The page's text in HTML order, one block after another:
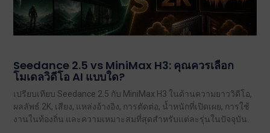
Seedance 2.5 vs MiniMax H3: คุณควรเลือก
โมเดลวิดีโอ AI แบบใด?
เปรียบเทียบ Seedance 2.5 กับ MiniMax H3 ในด้านความยาววิดีโอ,
ผลลัพธ์ 2K, เสียง, แหล่งอ้างอิง, การตัดต่อ, น้ำหนักที่เปิดเผย, การใช้
งานในท้องถิ่น และความเหมาะสมที่สุดสำหรับแต่ละรุ่นในปัจจุบัน.